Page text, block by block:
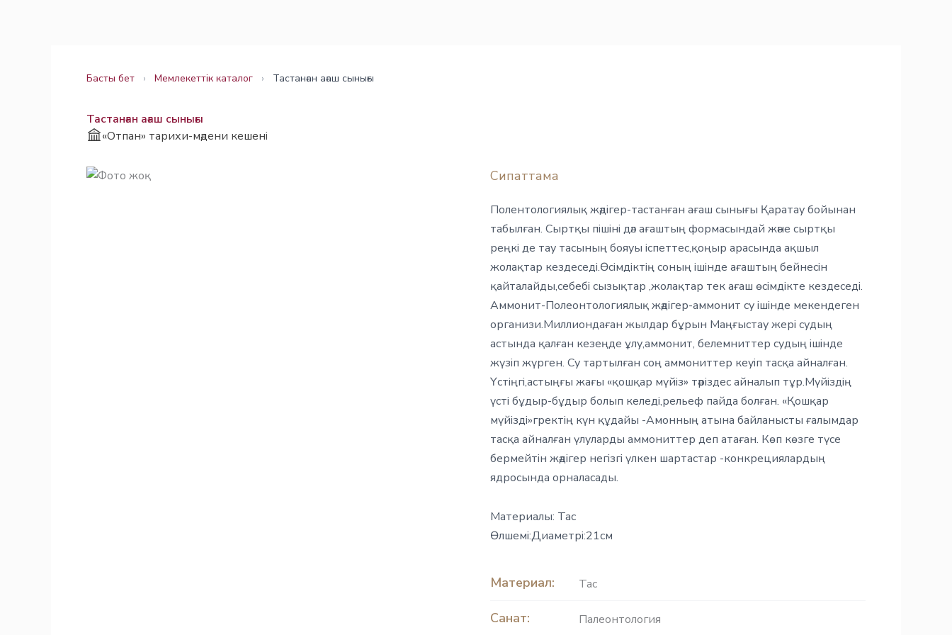
Басты бет › Мемлекеттік каталог › Тастанған ағаш сынығы
Тастанған ағаш сынығы
«Отпан» тарихи-мәдени кешені
Сипаттама
Полентологиялық жәдігер-тастанған ағаш сынығы Қаратау бойынан
табылған. Сыртқы пішіні дәл ағаштың формасындай және сыртқы
реңкі де тау тасының бояуы іспеттес,қоңыр арасында ақшыл
жолақтар кездеседі.Өсімдіктің соның ішінде ағаштың бейнесін
қайталайды,себебі сызықтар ,жолақтар тек ағаш өсімдікте кездеседі.
Аммонит-Полеонтологиялық жәдігер-аммонит су ішінде мекендеген
организи.Миллиондаған жылдар бұрын Маңғыстау жері судың
астында қалған кезеңде ұлу,аммонит, белемниттер судың ішінде
жүзіп жүрген. Су тартылған соң аммониттер кеуіп тасқа айналған.
Үстіңгі,астыңғы жағы «қошқар мүйіз» тәріздес айналып тұр.Мүйіздің
үсті бұдыр-бұдыр болып келеді,рельеф пайда болған. «Қошқар
мүйізді»гректің күн құдайы -Амонның атына байланысты ғалымдар
тасқа айналған үлуларды аммониттер деп атаған. Көп көзге түсе
бермейтін жәдігер негізгі үлкен шартастар -конкрециялардың
ядросында орналасады.
Материалы: Тас
Өлшемі:Диаметрі:21см
Материал: Тас
Санат: Палеонтология